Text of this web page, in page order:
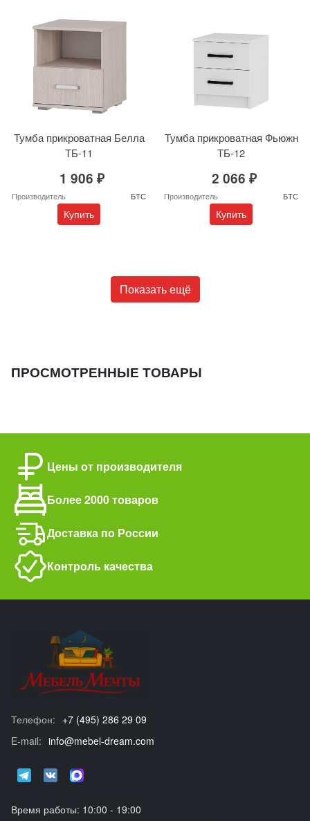
Тумба прикроватная Белла
ТБ-11
1 906 ₽
Производитель БТС
Купить
Тумба прикроватная Фьюжн
ТБ-12
2 066 ₽
Производитель БТС
Купить
Показать ещё
ПРОСМОТРЕННЫЕ ТОВАРЫ
Цены от производителя
Более 2000 товаров
Доставка по России
Контроль качества
Телефон: +7 (495) 286 29 09
E-mail: info@mebel-dream.com
Время работы: 10:00 - 19:00